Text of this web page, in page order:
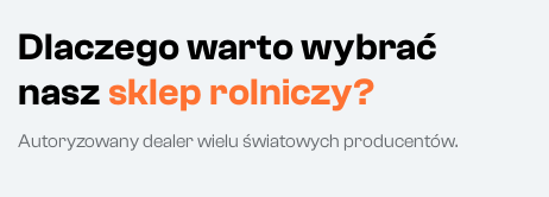
Dlaczego warto wybrać
nasz sklep rolniczy?
Autoryzowany dealer wielu światowych producentów.